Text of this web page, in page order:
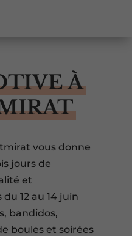
À
vous donne
jours de
et
12 au 14 juin
bandidos,
boules et soirées